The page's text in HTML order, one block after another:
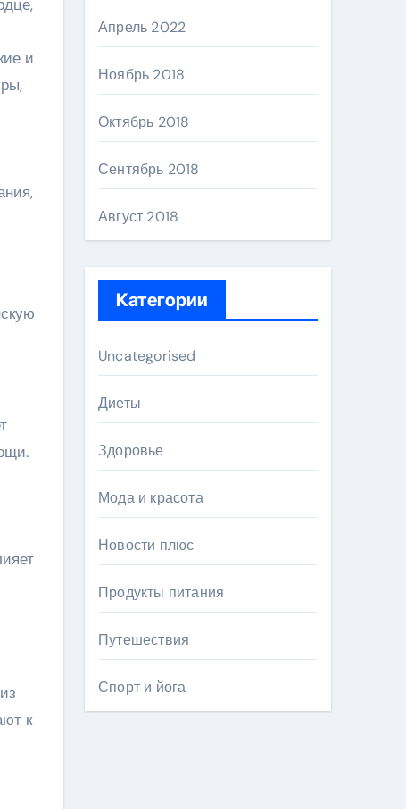
и
к
Апрель 2022
Ноябрь 2018
Октябрь 2018
Сентябрь 2018
Август 2018
Категории
Uncategorised
Диеты
Здоровье
Мода и красота
Новости плюс
Продукты питания
Путешествия
Спорт и йога